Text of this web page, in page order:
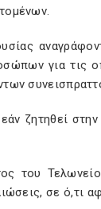
για τις
ζητηθεί
του
σε ό,τι